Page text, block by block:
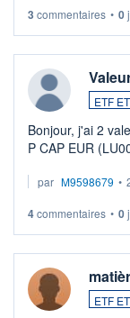
3 commentaires • 0
ETF
Bonjour, j'ai 2
P CAP EUR
veux procéder
par M9598679 •
4commentaires • 0
ETF